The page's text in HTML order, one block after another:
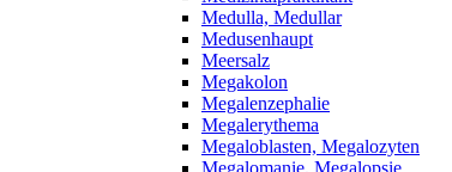
Medulla, Medullar
Medusenhaupt
Meersalz
Megakolon
Megalenzephalie
Megalerythema
Megaloblasten, Megalozyten
Megalomanie, Megalopsie